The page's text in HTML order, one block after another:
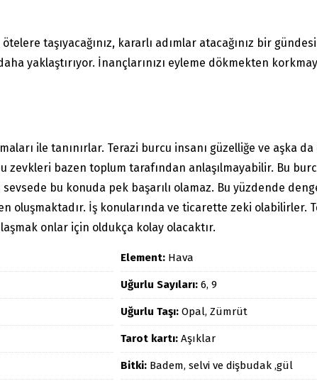
taşıyacağınız, kararlı adımlar atacağınız bir
yaklaştırıyor. İnançlarınızı eyleme dökmekten
ile tanınırlar. Terazi burcu insanı güzelliğe ve aşka
zevkleri bazen toplum tarafından anlaşılmayabilir. Bu
bu konuda pek başarılı olamaz. Bu yüzdende
oluşmaktadır. İş konularında ve ticarette zeki olabilirler.
onlar için oldukça kolay olacaktır.
Element: Hava
Uğurlu Sayıları: 6, 9
Uğurlu Taşı: Opal, Zümrüt
Tarot kartı: Aşıklar
Bitki: Badem, selvi ve dişbudak ,gül